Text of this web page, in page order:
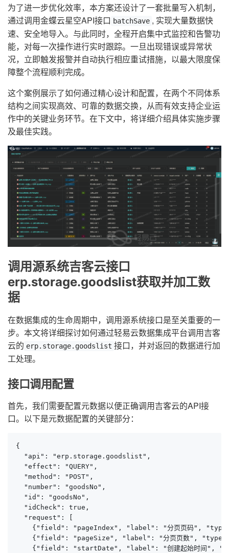
为了进一步优化效率，本方案还设计了一套批量写入机制，
通过调用金蝶云星空API接口 batchSave , 实现大量数据快
速、安全地导入。与此同时，全程开启集中式监控和告警功
能，对每一次操作进行实时跟踪。一旦出现错误或异常状
况，立即触发报警并自动执行相应重试措施，以最大限度保
障整个流程顺利完成。
这个案例展示了如何通过精心设计和配置，在两个不同体系
结构之间实现高效、可靠的数据交换，从而有效支持企业运
作中的关键业务环节。在下文中，将详细介绍具体实施步骤
及最佳实践。
调用源系统吉客云接口
erp.storage.goodslist获取并加工数
据
在数据集成的生命周期中，调用源系统接口是至关重要的一
步。本文将详细探讨如何通过轻易云数据集成平台调用吉客
云的 erp.storage.goodslist 接口，并对返回的数据进行加
工处理。
接口调用配置
首先，我们需要配置元数据以便正确调用吉客云的API接
口。以下是元数据配置的关键部分：
{
  "api": "erp.storage.goodslist",
  "effect": "QUERY",
  "method": "POST",
  "number": "goodsNo",
  "id": "goodsNo",
  "idCheck": true,
  "request": [
{"field": "pageIndex", "label": "分页页码",
{"field": "pageSize", "label": "分页页数",
{"field": "startDate", "label": "创建起始时间",